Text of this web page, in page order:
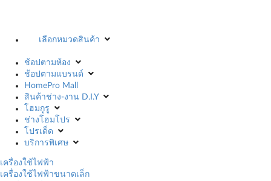
เลือกหมวดสินค้า
ช้อปตามห้อง
ช้อปตามแบรนด์
HomePro Mall
สินค้าช่าง-งาน D.I.Y
โฮมกูรู
ช่างโฮมโปร
โปรเด็ด
บริการพิเศษ
เครื่องใช้ไฟฟ้า
เครื่องใช้ไฟฟ้าขนาดเล็ก